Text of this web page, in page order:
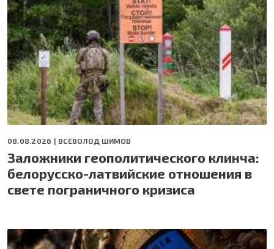
08.08.2026 | ВСЕВОЛОД ШИМОВ
Заложники геополитического клинча:
белорусско-латвийские отношения в
свете пограничного кризиса